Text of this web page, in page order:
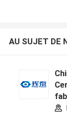
AU SUJET DE